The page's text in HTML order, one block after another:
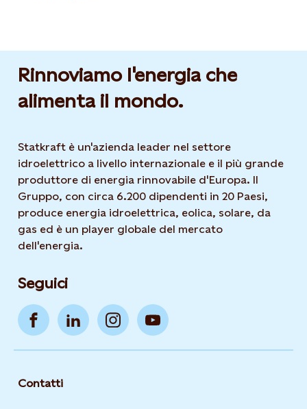
Rinnoviamo l'energia che
alimenta il mondo.
Statkraft è un'azienda leader nel settore
idroelettrico a livello internazionale e il più grande
produttore di energia rinnovabile d'Europa. Il
Gruppo, con circa 6.200 dipendenti in 20 Paesi,
produce energia idroelettrica, eolica, solare, da
gas ed è un player globale del mercato
dell'energia.
Seguici
Contatti